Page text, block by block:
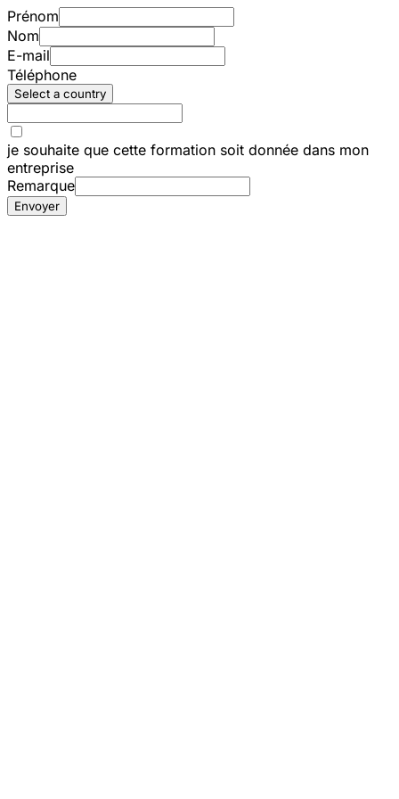
Prénom
Nom
E-mail
Téléphone
Select a country
je souhaite que cette formation soit donnée dans mon
entreprise
Remarque
Envoyer